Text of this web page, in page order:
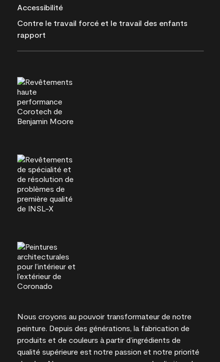
Accessibilité
Contre le travail forcé et le travail des enfants
rapport
Nous croyons au pouvoir transformateur de notre
peinture. Depuis des générations, la fabrication de
produits et de couleurs à partir d’ingrédients de
qualité supérieure est notre passion et notre priorité